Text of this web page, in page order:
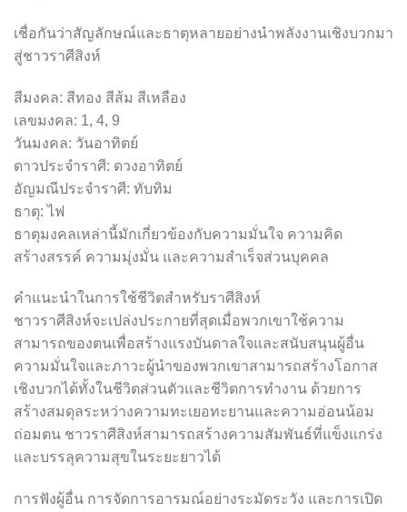
เชื่อกันว่าสัญลักษณ์และธาตุหลายอย่างนำพลังงานเชิงบวกมา
สู่ชาวราศีสิงห์
สีมงคล: สีทอง สีส้ม สีเหลือง
เลขมงคล: 1, 4, 9
วันมงคล: วันอาทิตย์
ดาวประจำราศี: ดวงอาทิตย์
อัญมณีประจำราศี: ทับทิม
ธาตุ: ไฟ
ธาตุมงคลเหล่านี้มักเกี่ยวข้องกับความมั่นใจ ความคิด
สร้างสรรค์ ความมุ่งมั่น และความสำเร็จส่วนบุคคล
คำแนะนำในการใช้ชีวิตสำหรับราศีสิงห์
ชาวราศีสิงห์จะเปล่งประกายที่สุดเมื่อพวกเขาใช้ความ
สามารถของตนเพื่อสร้างแรงบันดาลใจและสนับสนุนผู้อื่น
ความมั่นใจและภาวะผู้นำของพวกเขาสามารถสร้างโอกาส
เชิงบวกได้ทั้งในชีวิตส่วนตัวและชีวิตการทำงาน ด้วยการ
สร้างสมดุลระหว่างความทะเยอทะยานและความอ่อนน้อม
ถ่อมตน ชาวราศีสิงห์สามารถสร้างความสัมพันธ์ที่แข็งแกร่ง
และบรรลุความสุขในระยะยาวได้
การฟังผู้อื่น การจัดการอารมณ์อย่างระมัดระวัง และการเปิด